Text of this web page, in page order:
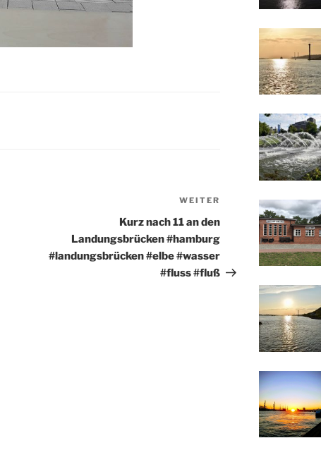
Nächster
Beitrag
WEITER
Kurz nach 11 an den
Landungsbrücken #hamburg
#landungsbrücken #elbe #wasser
#fluss #fluß